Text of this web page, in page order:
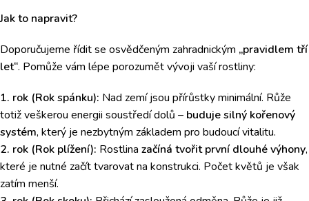
Jak to napravit?
Doporučujeme řídit se osvědčeným zahradnickým „pravidlem tří
let“. Pomůže vám lépe porozumět vývoji vaší rostliny:
1. rok (Rok spánku): Nad zemí jsou přírůstky minimální. Růže
totiž veškerou energii soustředí dolů – buduje silný kořenový
systém, který je nezbytným základem pro budoucí vitalitu.
2. rok (Rok plížení): Rostlina začíná tvořit první dlouhé výhony,
které je nutné začít tvarovat na konstrukci. Počet květů je však
zatím menší.